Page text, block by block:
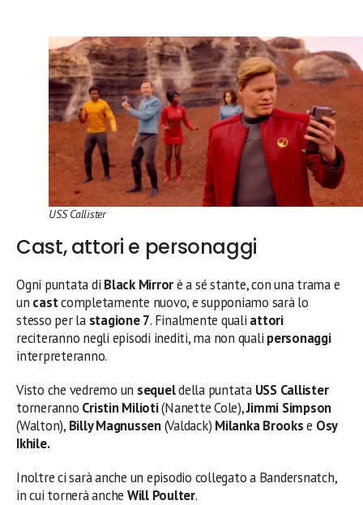
USS Callister
Cast, attori e personaggi
Ogni puntata di Black Mirrorè a sé stante, con una trama e
un castcompletamente nuovo, e supponiamo sarà lo
stesso per la stagione 7. Finalmente quali attori
reciteranno negli episodi inediti, ma non quali personaggi
interpreteranno.
Visto che vedremo un sequeldella puntata USS Callister
torneranno Cristin Milioti(Nanette Cole),Jimmi Simpson
(Walton), Billy Magnussen(Valdack) Milanka Brookse Osy
Ikhile.
Inoltre ci sarà anche un episodio collegato a Bandersnatch,
in cui tornerà anche Will Poulter.